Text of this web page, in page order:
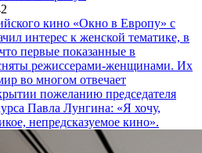
кино «Окно в Европу» с
интерес к женской тематике, в
первые показанные в
режиссерами-женщинами. Их
во многом отвечает
пожеланию председателя
Павла Лунгина: «Я хочу,
непредсказуемое кино».